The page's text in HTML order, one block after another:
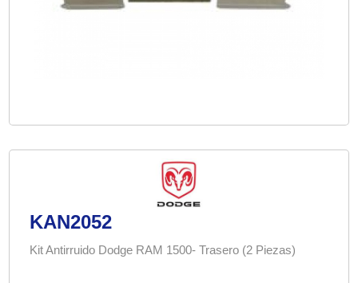
KAN2052
Kit Antirruido Dodge RAM 1500- Trasero (2 Piezas)